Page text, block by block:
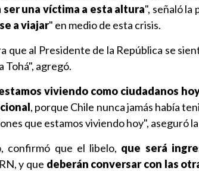
ser una víctima a esta altura", señaló la
a viajar" en medio de esta crisis.
que al Presidente de la República se
Tohá", agregó.
viviendo como ciudadanos
, porque Chile nunca jamás había
que estamos viviendo hoy", aseguró
confirmó que el libelo, que será
y que deberán conversar con las